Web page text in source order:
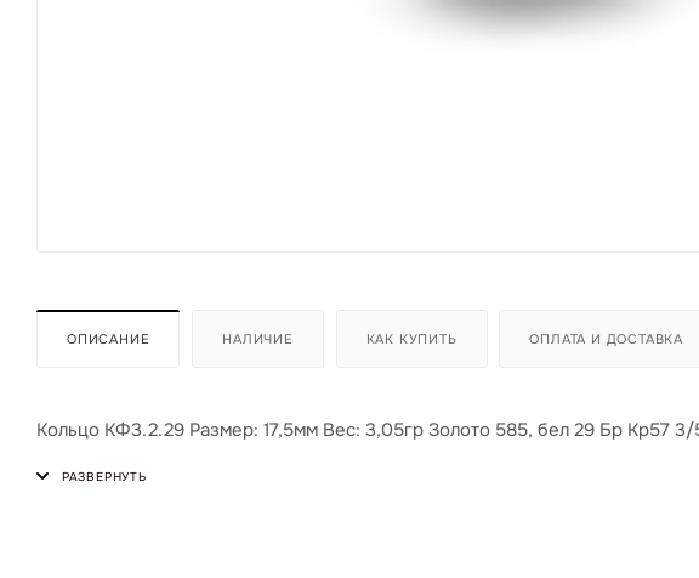
ОПИСАНИЕ НАЛИЧИЕ КАК КУПИТЬ ОПЛАТА И ДОСТАВКА
Кольцо КФ3.2.29 Размер: 17,5мм Вес: 3,05гр Золото 585, бел 29 Бр Кр57 3/